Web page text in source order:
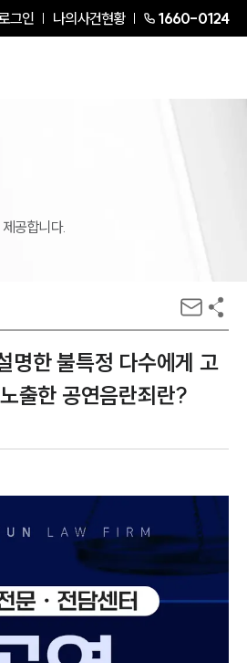
그인 나의사건현황 1660-0124
공합니다.
명한 불특정 다수에게 고
출한 공연음란죄란?